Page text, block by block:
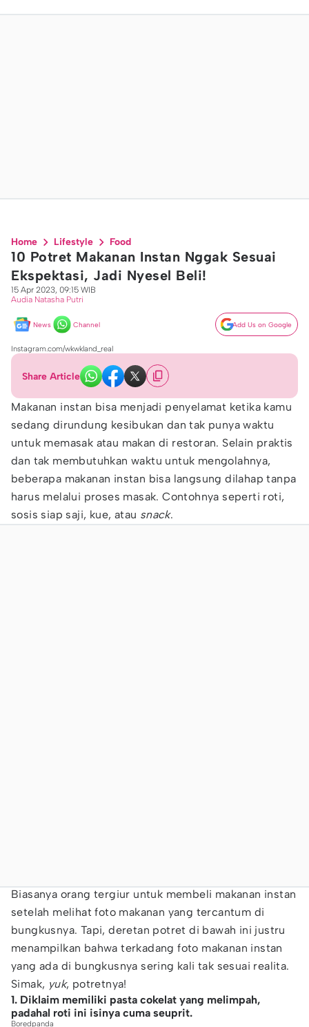
Home Lifestyle Food
10 Potret Makanan Instan Nggak Sesuai
Ekspektasi, Jadi Nyesel Beli!
15 Apr 2023, 09:15 WIB
Audia Natasha Putri
News Channel Add Us on Google
Instagram.com/wkwkland_real
Share Article
Makanan instan bisa menjadi penyelamat ketika kamu
sedang dirundung kesibukan dan tak punya waktu
untuk memasak atau makan di restoran. Selain praktis
dan tak membutuhkan waktu untuk mengolahnya,
beberapa makanan instan bisa langsung dilahap tanpa
harus melalui proses masak. Contohnya seperti roti,
sosis siap saji, kue, atau snack.
Biasanya orang tergiur untuk membeli makanan instan
setelah melihat foto makanan yang tercantum di
bungkusnya. Tapi, deretan potret di bawah ini justru
menampilkan bahwa terkadang foto makanan instan
yang ada di bungkusnya sering kali tak sesuai realita.
Simak, yuk, potretnya!
1. Diklaim memiliki pasta cokelat yang melimpah,
padahal roti ini isinya cuma seuprit.
Boredpanda